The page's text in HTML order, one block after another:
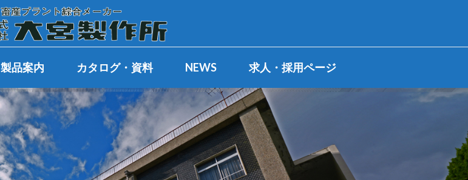
製品案内 カタログ・資料 NEWS 求人・採用ページ